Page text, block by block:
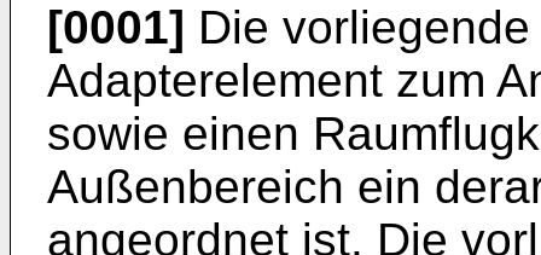
[0001] Die
Adapterelement zum
sowie einen
Außenbereich ein
angeordnet ist. Die